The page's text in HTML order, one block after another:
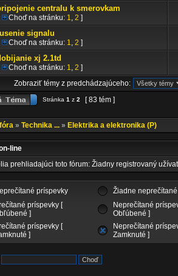
centralu k smerovkam
Choď na stránku: 1, 2 ]
signalu
Choď na stránku: 1, 2 ]
xj 2.1td
Choď na stránku: 1, 2 ]
Zobraziť témy z predchádzajúceho:
Stránka 1 z 2 [ 83 tém ]
» Technika ... » Elektrika a elektronika (P)
line
prehliadajúci toto fórum: Žiadny registrovaný
príspevky
Žiadne
príspevky [
]
Neprečítané
Obľúbené ]
príspevky [
]
Neprečítané
Zamknuté ]